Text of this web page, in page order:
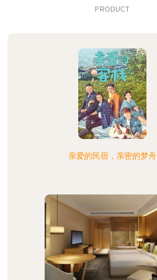
PRODUCT
亲爱的民宿，亲密的梦舟